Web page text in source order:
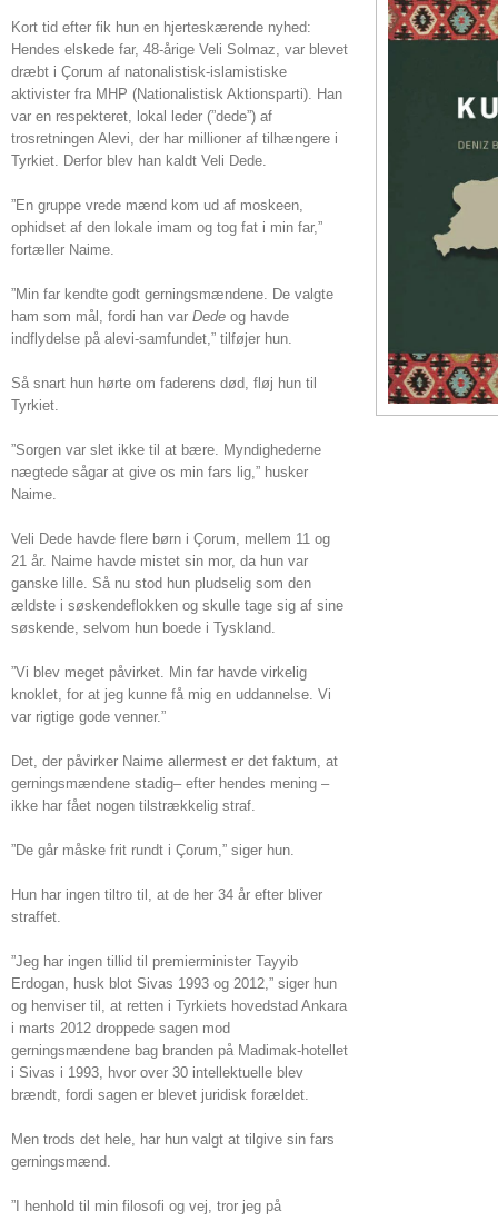
Kort tid efter fik hun en hjerteskærende nyhed:
Hendes elskede far, 48-årige Veli Solmaz, var blevet
dræbt i Çorum af natonalistisk-islamistiske
aktivister fra MHP (Nationalistisk Aktionsparti). Han
var en respekteret, lokal leder (”dede”) af
trosretningen Alevi, der har millioner af tilhængere i
Tyrkiet. Derfor blev han kaldt Veli Dede.
”En gruppe vrede mænd kom ud af moskeen,
ophidset af den lokale imam og tog fat i min far,”
fortæller Naime.
”Min far kendte godt gerningsmændene. De valgte
ham som mål, fordi han var Dede og havde
indflydelse på alevi-samfundet,” tilføjer hun.
Så snart hun hørte om faderens død, fløj hun til
Tyrkiet.
”Sorgen var slet ikke til at bære. Myndighederne
nægtede sågar at give os min fars lig,” husker
Naime.
Veli Dede havde flere børn i Çorum, mellem 11 og
21 år. Naime havde mistet sin mor, da hun var
ganske lille. Så nu stod hun pludselig som den
ældste i søskendeflokken og skulle tage sig af sine
søskende, selvom hun boede i Tyskland.
”Vi blev meget påvirket. Min far havde virkelig
knoklet, for at jeg kunne få mig en uddannelse. Vi
var rigtige gode venner.”
Det, der påvirker Naime allermest er det faktum, at
gerningsmændene stadig– efter hendes mening –
ikke har fået nogen tilstrækkelig straf.
”De går måske frit rundt i Çorum,” siger hun.
Hun har ingen tiltro til, at de her 34 år efter bliver
straffet.
”Jeg har ingen tillid til premierminister Tayyib
Erdogan, husk blot Sivas 1993 og 2012,” siger hun
og henviser til, at retten i Tyrkiets hovedstad Ankara
i marts 2012 droppede sagen mod
gerningsmændene bag branden på Madimak-hotellet
i Sivas i 1993, hvor over 30 intellektuelle blev
brændt, fordi sagen er blevet juridisk forældet.
Men trods det hele, har hun valgt at tilgive sin fars
gerningsmænd.
”I henhold til min filosofi og vej, tror jeg på